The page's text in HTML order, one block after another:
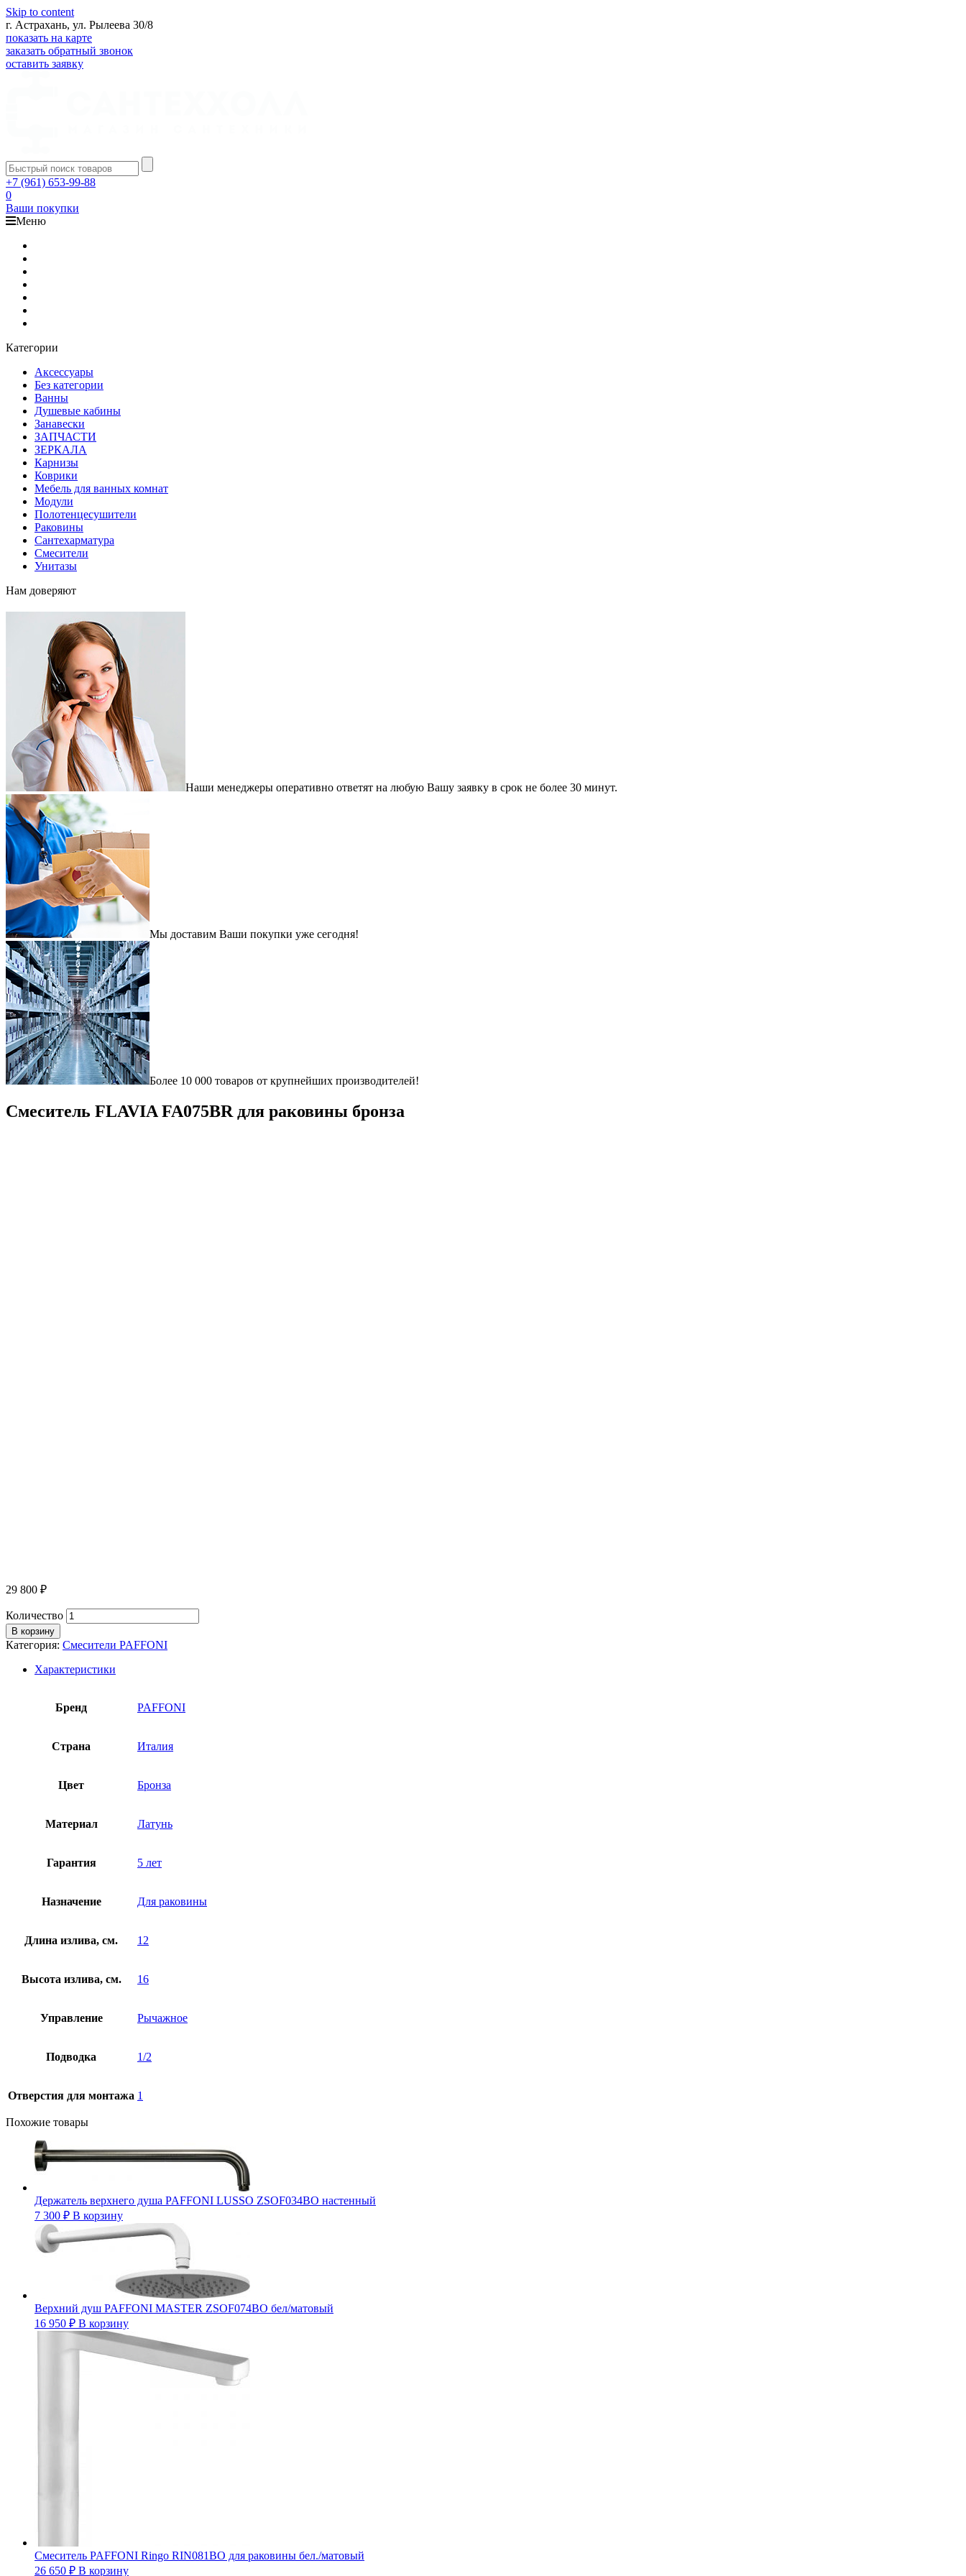
Skip to content
г. Астрахань, ул. Рылеева 30/8
показать на карте
заказать обратный звонок
оставить заявку
+7 (961) 653-99-88
0
Ваши покупки
Меню
Категории
Аксессуары
Без категории
Ванны
Душевые кабины
Занавески
ЗАПЧАСТИ
ЗЕРКАЛА
Карнизы
Коврики
Мебель для ванных комнат
Модули
Полотенцесушители
Раковины
Сантехарматура
Смесители
Унитазы
Нам доверяют
Наши менеджеры оперативно ответят на любую Вашу заявку в срок не более 30 минут.
Мы доставим Ваши покупки уже сегодня!
Более 10 000 товаров от крупнейших производителей!
Смеситель FLAVIA FA075BR для раковины бронза
29 800 ₽
Количество
В корзину
Категория: Смесители PAFFONI
Характеристики
Бренд PAFFONI
Страна Италия
Цвет Бронза
Материал Латунь
Гарантия 5 лет
Назначение Для раковины
Длина излива, см. 12
Высота излива, см. 16
Управление Рычажное
Подводка 1/2
Отверстия для монтажа 1
Похожие товары
Держатель верхнего душа PAFFONI LUSSO ZSOF034BO настенный
7 300 ₽ В корзину
Верхний душ PAFFONI MASTER ZSOF074BO бел/матовый
16 950 ₽ В корзину
Смеситель PAFFONI Ringo RIN081BO для раковины бел./матовый
26 650 ₽ В корзину